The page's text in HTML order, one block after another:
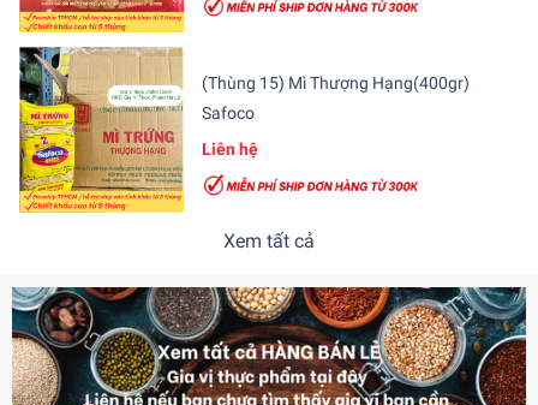
(Thùng 15) Mì Thượng Hạng(400gr)
Safoco
Liên hệ
Xem tất cả